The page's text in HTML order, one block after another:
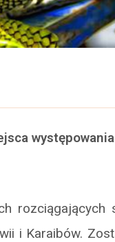
rozciągających
i Karaibów.